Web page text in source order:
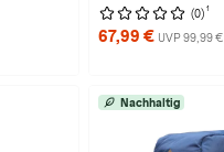
(0) 1
67,99 € UVP 99,99 €
Nachhaltig